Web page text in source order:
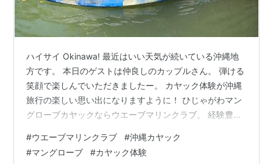
ハイサイ Okinawa! 最近はいい天気が続いている沖縄地
方です。 本日のゲストは仲良しのカップルさん。 弾ける
笑顔で楽しんでいただきましたー。 カヤック体験が沖縄
旅行の楽しい思い出になりますように！ ひじゃがわマン
グローブカヤックならウエーブマリンクラブ。 経験豊富
方をレクチャーして安心・安全で楽しいツアーを開催し
ています。 お気軽にご参加くださいね！ Google レビュ
#ウエーブマリンクラブ #沖縄カヤック
#マングローブ #カヤック体験